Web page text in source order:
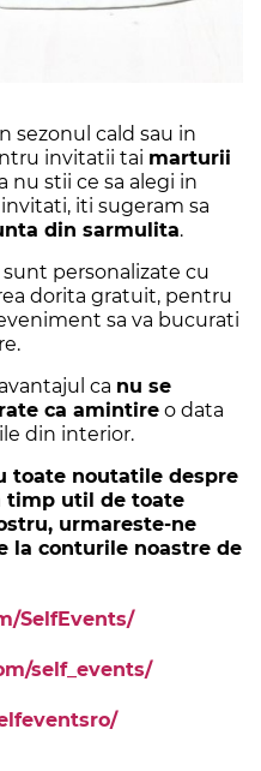
sezonul cald sau in
invitatii tai marturii
nu stii ce sa alegi in
iti sugeram sa
din sarmulita.
personalizate cu
dorita gratuit, pentru
sa va bucurati
ca nu se
ca amintire o data
din interior.
toate noutatile despre
timp util de toate
urmareste-ne
la conturile noastre de
SelfEvents/
self_events/